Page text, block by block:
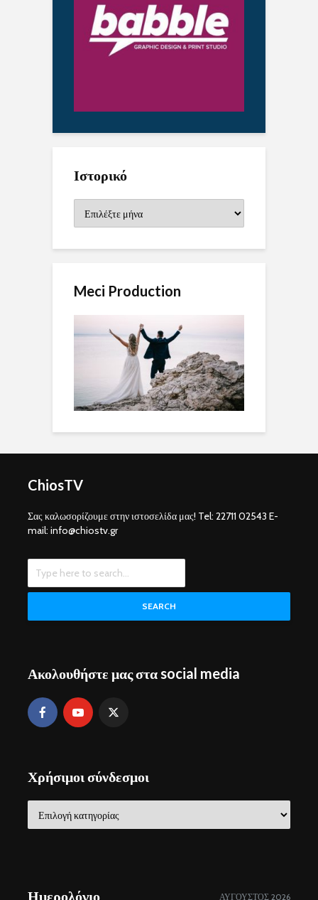
Ιστορικό
Meci Production
ChiosTV
Σας καλωσορίζουμε στην ιστοσελίδα μας! Tel: 22711 02543 E-
mail: info@chiostv.gr
SEARCH
Ακολουθήστε μας στα social media
Χρήσιμοι σύνδεσμοι
σύνδεσμοι
Ημερολόγιο ΑΎΓΟΥΣΤΟΣ 2026